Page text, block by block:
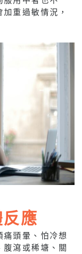
重過敏情況，
應
頭暈、怕冷想
瀉或稀塘、關